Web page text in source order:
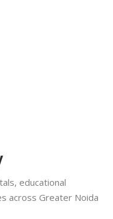
educational
across Greater Noida